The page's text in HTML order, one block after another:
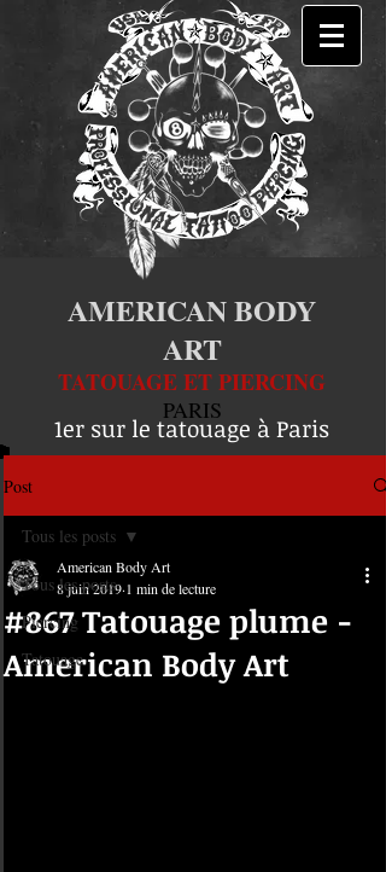
AMERICAN BODY
ART
TATOUAGE ET PIERCING
PARIS
1er sur le tatouage à Paris
Post
Tous les posts
Piercing
Tatouage
Tous les posts
#867 Tatouage plume -
American Body Art
American Body Art
8 juin 2019 1 min de lecture